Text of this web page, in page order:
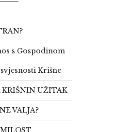
s Gospodinom
Krišne
KRIŠNIN UŽITAK
VALJA?